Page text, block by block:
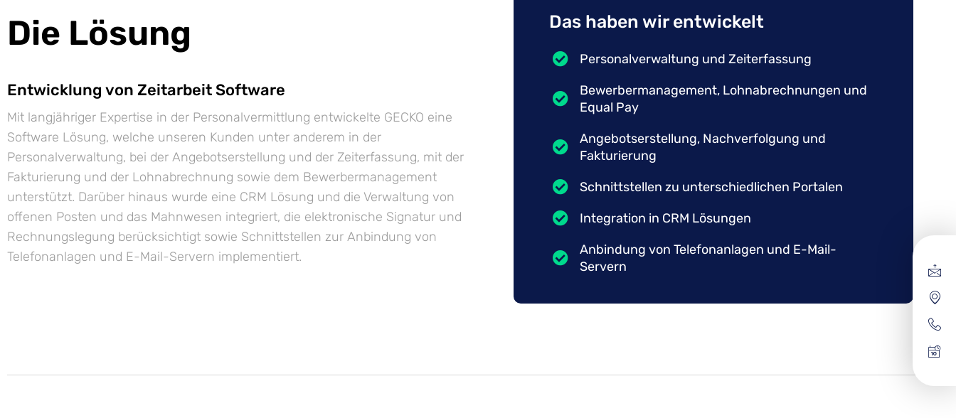
Die Lösung
Entwicklung von Zeitarbeit Software
Mit langjähriger Expertise in der Personalvermittlung entwickelte GECKO eine
Software Lösung, welche unseren Kunden unter anderem in der
Personalverwaltung, bei der Angebotserstellung und der Zeiterfassung, mit der
Fakturierung und der Lohnabrechnung sowie dem Bewerbermanagement
unterstützt. Darüber hinaus wurde eine CRM Lösung und die Verwaltung von
offenen Posten und das Mahnwesen integriert, die elektronische Signatur und
Rechnungslegung berücksichtigt sowie Schnittstellen zur Anbindung von
Telefonanlagen und E-Mail-Servern implementiert.
Das haben wir entwickelt
Personalverwaltung und Zeiterfassung
Bewerbermanagement, Lohnabrechnungen und
Equal Pay
Angebotserstellung, Nachverfolgung und
Fakturierung
Schnittstellen zu unterschiedlichen Portalen
Integration in CRM Lösungen
Anbindung von Telefonanlagen und E-Mail-
Servern